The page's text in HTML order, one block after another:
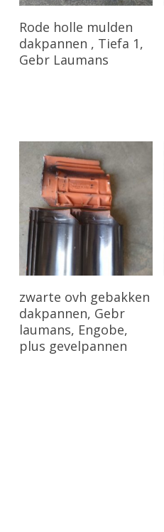
Bekijk Product
Rode holle mulden
dakpannen , Tiefa 1,
Gebr Laumans
Bekijk Product
zwarte ovh gebakken
dakpannen, Gebr
laumans, Engobe,
plus gevelpannen